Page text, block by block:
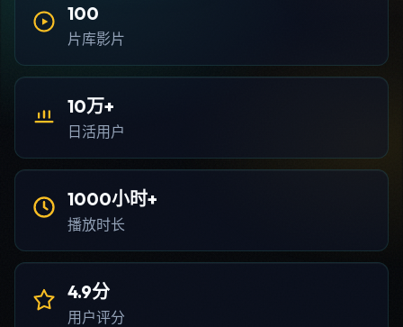
100
片库影片
10万+
日活用户
1000小时+
播放时长
4.9分
用户评分